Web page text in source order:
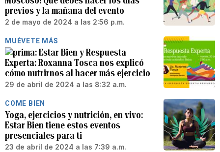
previos y la mañana del evento
2 de mayo de 2024 a las 2:56 p.m.
MUÉVETE MÁS
Estar Bien y Respuesta
Experta: Roxanna Tosca nos explicó
cómo nutrirnos al hacer más ejercicio
29 de abril de 2024 a las 8:32 a.m.
COME BIEN
Yoga, ejercicios y nutrición, en vivo:
Estar Bien tiene estos eventos
presenciales para ti
23 de abril de 2024 a las 7:39 a.m.